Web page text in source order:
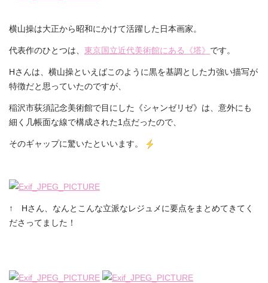
横山操は大正から昭和にかけて活躍した日本画家。
代表作のひとつは、 東京国立近代美術館にある《塔》 です。
Hさんは、横山操といえばこのように黒を基調とした力強い描写が
特徴だと思っていたのですが、
稲沢市荻須記念美術館で目にした《シャンゼリゼ》は、意外にも
細く几帳面な線で構成された1点だったので、
そのギャップに驚いたといいます。
↑ Hさん、なんとこんな立派なレジュメに要点をまとめてきてく
ださってました！